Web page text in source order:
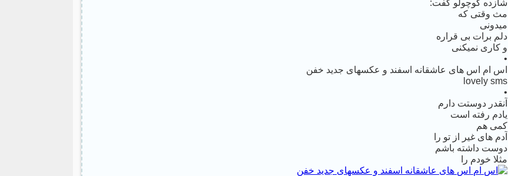
شازده کوچولو گفت:
مث وقتی که
میدونی
دلم برات بی‌ قراره
و کاری نمیکنی
•
اس ام اس های عاشقانه اسفند و عکسهای جدید خفن
lovely sms
•
آنقدر دوستت دارم
یادم رفته است
کمی هم
آدم های غیر از تو را
دوست داشته باشم
مثلا خودم را